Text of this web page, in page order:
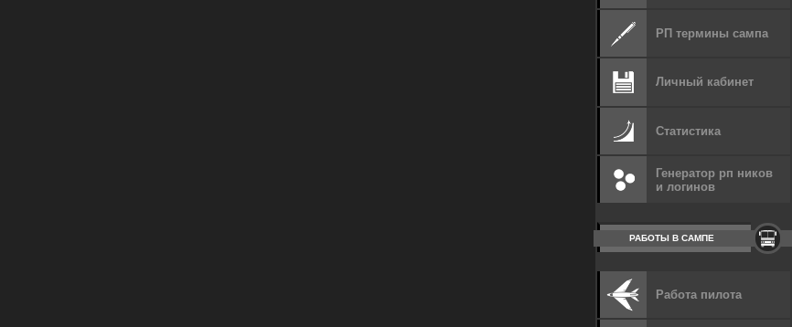
РП термины сампа
Личный кабинет
Статистика
Генератор рп ников
и логинов
РАБОТЫ В САМПЕ
Работа пилота